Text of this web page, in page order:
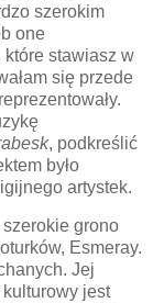
szerokim
one
które stawiasz w
się przede
, podkreślić
było
artystek.
szerokie grono
Esmeray.
Jej
jest